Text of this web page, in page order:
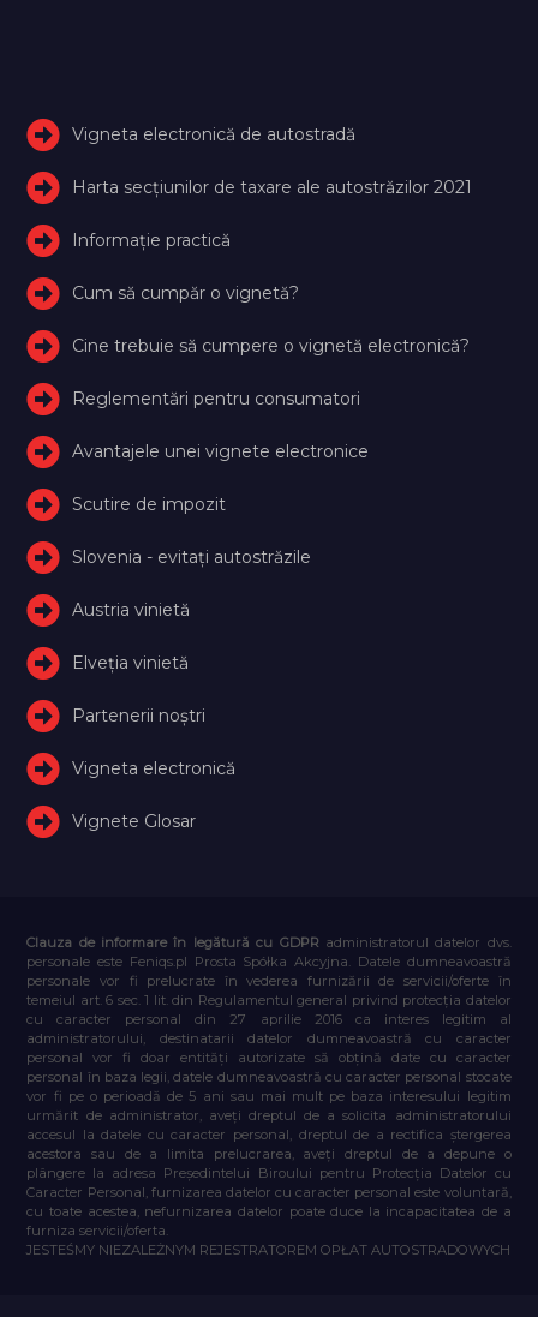
Vigneta electronică de autostradă
Harta secțiunilor de taxare ale autostrăzilor 2021
Informație practică
Cum să cumpăr o vignetă?
Cine trebuie să cumpere o vignetă electronică?
Reglementări pentru consumatori
Avantajele unei vignete electronice
Scutire de impozit
Slovenia - evitați autostrăzile
Austria vinietă
Elveţia vinietă
Partenerii noștri
Vigneta electronică
Vignete Glosar
Clauza de informare în legătură cu GDPR administratorul datelor dvs.
personale este Feniqs.pl Prosta Spółka Akcyjna. Datele dumneavoastră
personale vor fi prelucrate în vederea furnizării de servicii/oferte în
temeiul art. 6 sec. 1 lit. din Regulamentul general privind protecția datelor
cu caracter personal din 27 aprilie 2016 ca interes legitim al
administratorului, destinatarii datelor dumneavoastră cu caracter
personal vor fi doar entități autorizate să obțină date cu caracter
personal în baza legii, datele dumneavoastră cu caracter personal stocate
vor fi pe o perioadă de 5 ani sau mai mult pe baza interesului legitim
urmărit de administrator, aveți dreptul de a solicita administratorului
accesul la datele cu caracter personal, dreptul de a rectifica ștergerea
acestora sau de a limita prelucrarea, aveți dreptul de a depune o
plângere la adresa Președintelui Biroului pentru Protecția Datelor cu
Caracter Personal, furnizarea datelor cu caracter personal este voluntară,
cu toate acestea, nefurnizarea datelor poate duce la incapacitatea de a
furniza servicii/oferta.
JESTEŚMY NIEZALEŻNYM REJESTRATOREM OPŁAT AUTOSTRADOWYCH